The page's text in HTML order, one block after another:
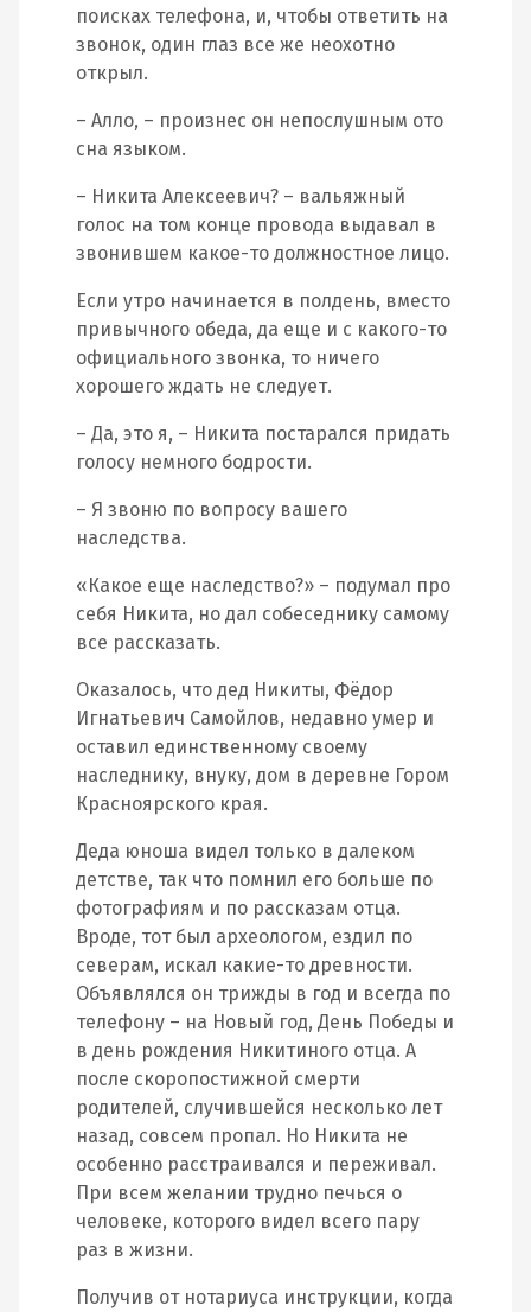
поисках телефона, и, чтобы ответить на
звонок, один глаз все же неохотно
открыл.
– Алло, – произнес он непослушным ото
сна языком.
– Никита Алексеевич? – вальяжный
голос на том конце провода выдавал в
звонившем какое-то должностное лицо.
Если утро начинается в полдень, вместо
привычного обеда, да еще и с какого-то
официального звонка, то ничего
хорошего ждать не следует.
– Да, это я, – Никита постарался придать
голосу немного бодрости.
– Я звоню по вопросу вашего
наследства.
«Какое еще наследство?» – подумал про
себя Никита, но дал собеседнику самому
все рассказать.
Оказалось, что дед Никиты, Фёдор
Игнатьевич Самойлов, недавно умер и
оставил единственному своему
наследнику, внуку, дом в деревне Гором
Красноярского края.
Деда юноша видел только в далеком
детстве, так что помнил его больше по
фотографиям и по рассказам отца.
Вроде, тот был археологом, ездил по
северам, искал какие-то древности.
Объявлялся он трижды в год и всегда по
телефону – на Новый год, День Победы и
в день рождения Никитиного отца. А
после скоропостижной смерти
родителей, случившейся несколько лет
назад, совсем пропал. Но Никита не
особенно расстраивался и переживал.
При всем желании трудно печься о
человеке, которого видел всего пару
раз в жизни.
Получив от нотариуса инструкции, когда